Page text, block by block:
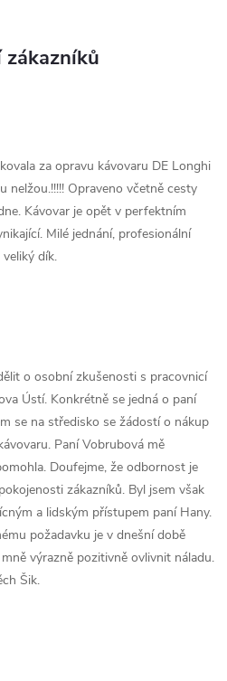
za opravu kávovaru DE Longhi
nelžou.!!!!! Opraveno včetně cesty
Kávovar je opět v perfektním
Milé jednání, profesionální
dík.
o osobní zkušenosti s pracovnicí
Ústí. Konkrétně se jedná o paní
se na středisko se žádostí o nákup
Paní Vobrubová mě
Doufejme, že odbornost je
zákazníků. Byl jsem však
a lidským přístupem paní Hany.
požadavku je v dnešní době
výrazně pozitivně ovlivnit náladu.
Šik.